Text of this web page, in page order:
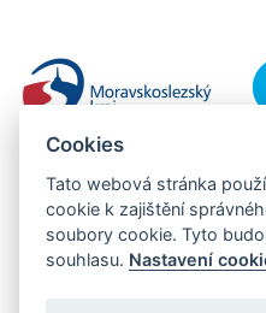
Copyright © 2013 - 2026
Cookies
Tato webová stránka
cookie k zajištění
soubory cookie. Tyto
souhlasu. Nastavení